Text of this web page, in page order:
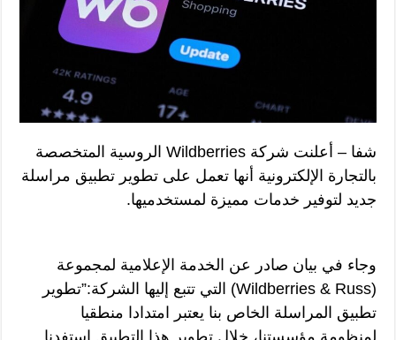
شفا – أعلنت شركة Wildberries الروسية المتخصصة
بالتجارة الإلكترونية أنها تعمل على تطوير تطبيق مراسلة
جديد لتوفير خدمات مميزة لمستخدميها.
وجاء في بيان صادر عن الخدمة الإعلامية لمجموعة
(Wildberries & Russ) التي تتبع إليها الشركة:”تطوير
تطبيق المراسلة الخاص بنا يعتبر امتدادا منطقيا